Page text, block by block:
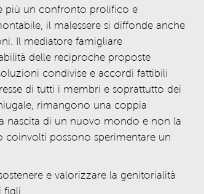
più un confronto prolifico e
il malessere si diffonde anche
Il mediatore famigliare
delle reciproche proposte
condivise e accordi fattibili
di tutti i membri e soprattutto dei
rimangono una coppia
nascita di un nuovo mondo e non la
possono sperimentare un
e valorizzare la genitorialità
figli